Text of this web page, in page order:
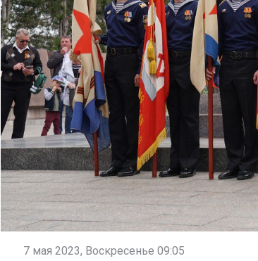
7 мая 2023, Воскресенье 09:05